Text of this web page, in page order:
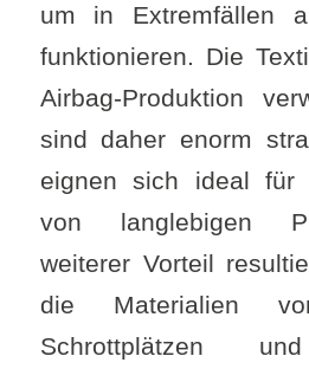
um in Extremfällen
funktionieren. Die
Airbag-Produktion
sind daher enorm
eignen sich ideal für
von langlebigen
weiterer Vorteil
die Materialien
Schrottplätzen